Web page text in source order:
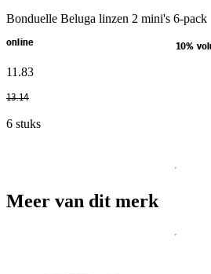
Bonduelle Beluga linzen 2 mini's 6-pack
online 10%
11 .83
13.14
6 stuks
Meer van dit merk